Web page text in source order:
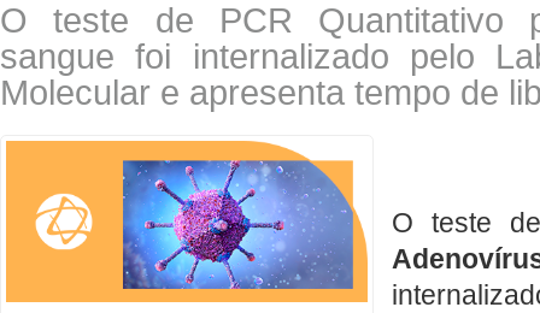
O teste de PCR Quantitativo
sangue foi internalizado pelo
Molecular e apresenta tempo de
O teste